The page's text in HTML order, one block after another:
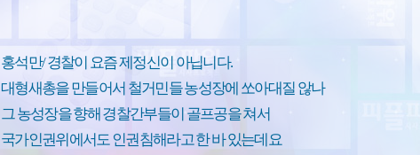
홍석만/ 경찰이 요즘 제정신이 아닙니다.
대형새총을 만들어서 철거민들 농성장에 쏘아대질 않나
그 농성장을 향해 경찰간부들이 골프공을 쳐서
국가인권위에서도 인권침해라고 한 바 있는데요